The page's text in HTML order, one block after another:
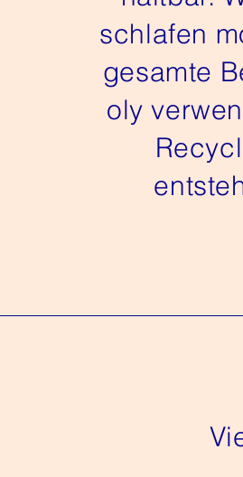
schlafen
gesamte
oly